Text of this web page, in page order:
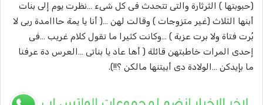
(حبوبتها ) الثرثارة والتى تتحدث فى كل شىء …نظرت يوم إلى بنات
أبنها الثلاث (غير متزوجات ) وقالت لهن …( أنا يا يمة حااامدة ربى لا
بُرت فتاة ولا برت عزبة ) …وكانت كثيرا ما تقول كلام غريب …فى
إحدى المرات خاطبتهن قائلة ( أها عاد يا بناتى …العرس دة عرفنا
ما بإيدكن …الولادة دى أبيتنها مالكن ؟!!).